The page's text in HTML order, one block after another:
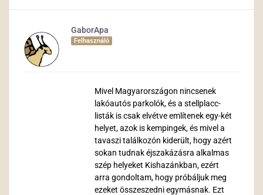
GaborApa
Felhasználó
Mivel Magyarországon nincsenek
lakóautós parkolók, és a stellplacc-
listák is csak elvétve említenek egy-két
helyet, azok is kempingek, és mivel a
tavaszi találkozón kiderült, hogy azért
sokan tudnak éjszakázásra alkalmas
szép helyeket Kishazánkban, ezért
arra gondoltam, hogy próbáljuk meg
ezeket összeszedni egymásnak. Ezt